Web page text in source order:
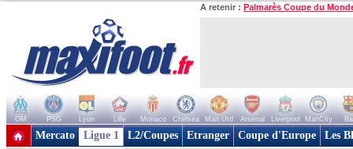
A retenir : Palmarès Coupe du
OM PSG Lyon Lille Monaco Chelsea Man Utd Arsenal Liverpool ManCity
+ de clubs
Mercato Ligue 1 L2/Coupes Etranger Coupe d'Europe Les